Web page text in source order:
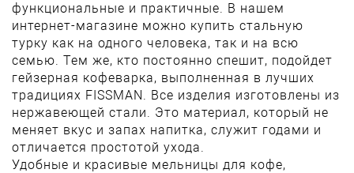
функциональные и практичные. В нашем
интернет-магазине можно купить стальную
турку как на одного человека, так и на всю
семью. Тем же, кто постоянно спешит, подойдет
гейзерная кофеварка, выполненная в лучших
традициях FISSMAN. Все изделия изготовлены из
нержавеющей стали. Это материал, который не
меняет вкус и запах напитка, служит годами и
отличается простотой ухода.
Удобные и красивые мельницы для кофе,